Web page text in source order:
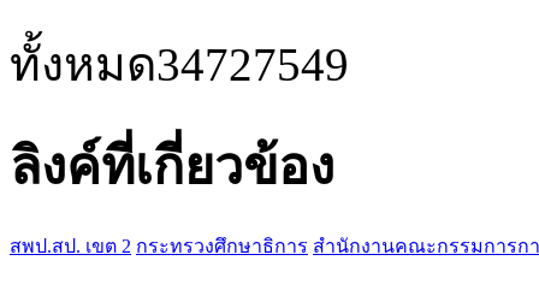
ทั้งหมด34727549
ลิงค์ที่เกี่ยวข้อง
สพป.สป. เขต 2 กระทรวงศึกษาธิการ สำนักงานคณะกรรมการก